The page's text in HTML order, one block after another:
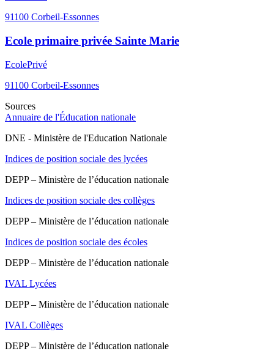
91100 Corbeil-Essonnes
Ecole primaire privée Sainte Marie
EcolePrivé
91100 Corbeil-Essonnes
Sources
Annuaire de l'Éducation nationale
DNE - Ministère de l'Education Nationale
Indices de position sociale des lycées
DEPP – Ministère de l’éducation nationale
Indices de position sociale des collèges
DEPP – Ministère de l’éducation nationale
Indices de position sociale des écoles
DEPP – Ministère de l’éducation nationale
IVAL Lycées
DEPP – Ministère de l’éducation nationale
IVAL Collèges
DEPP – Ministère de l’éducation nationale